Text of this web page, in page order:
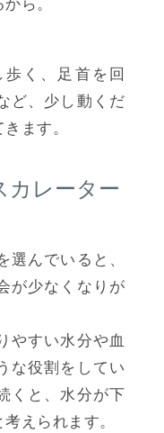
ら。
く、足首を回
ど、少し動くだ
ます。
カレーター
選んでいると、
が少なくなりが
やすい水分や血
な役割をしてい
くと、水分が下
えられます。